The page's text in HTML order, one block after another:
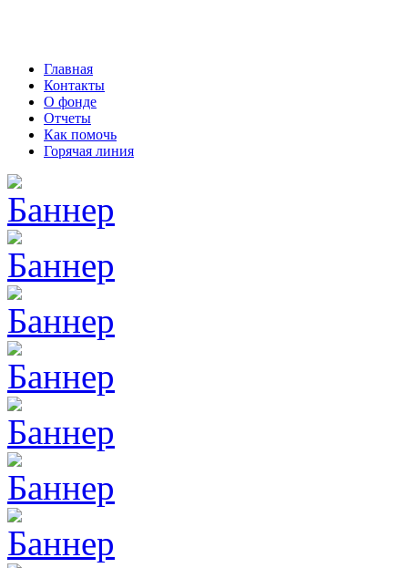
Главная
Контакты
О фонде
Отчеты
Как помочь
Горячая линия